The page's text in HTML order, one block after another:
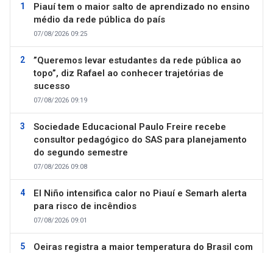
Piauí tem o maior salto de aprendizado no ensino
médio da rede pública do país
07/08/2026 09:25
”Queremos levar estudantes da rede pública ao
topo”, diz Rafael ao conhecer trajetórias de
sucesso
07/08/2026 09:19
Sociedade Educacional Paulo Freire recebe
consultor pedagógico do SAS para planejamento
do segundo semestre
07/08/2026 09:08
El Niño intensifica calor no Piauí e Semarh alerta
para risco de incêndios
07/08/2026 09:01
Oeiras registra a maior temperatura do Brasil com